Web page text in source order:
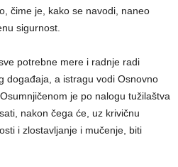
čime je, kako se navodi, naneo
sigurnost.
potrebne mere i radnje radi
događaja, a istragu vodi Osnovno
je po nalogu tužilaštva
nakon čega će, uz krivičnu
i zlostavljanje i mučenje, biti